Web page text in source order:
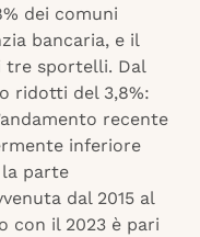
dei comuni
bancaria, e il
tre sportelli. Dal
ridotti del 3,8%:
recente
inferiore
la parte
dal 2015 al
con il 2023 è pari